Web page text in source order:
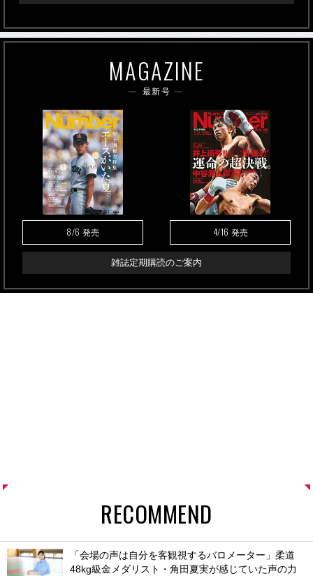
MAGAZINE
最新号
8/6 発売 4/16 発売
雑誌定期購読のご案内
RECOMMEND
「会場の声は自分を客観視するバロメーター」柔道
48kg級金メダリスト・角田夏実が感じていた声の力